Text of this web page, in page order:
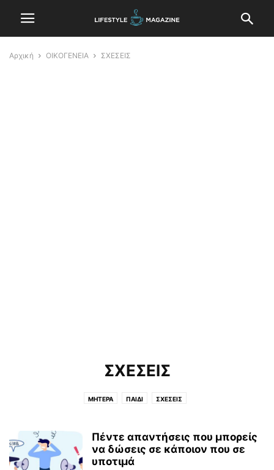
Αρχική ΟΙΚΟΓΕΝΕΙΑ ΣΧΕΣΕΙΣ
ΣΧΕΣΕΙΣ
ΜΗΤΕΡΑ ΠΑΙΔΙ ΣΧΕΣΕΙΣ
Πέντε απαντήσεις που μπορείς
να δώσεις σε κάποιον που σε
υποτιμά